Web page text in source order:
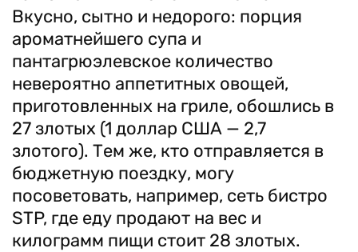
Вкусно, сытно и недорого: порция
ароматнейшего супа и
пантагрюэлевское количество
невероятно аппетитных овощей,
приготовленных на гриле, обошлись в
27 злотых (1 доллар США — 2,7
злотого). Тем же, кто отправляется в
бюджетную поездку, могу
посоветовать, например, сеть бистро
STP, где еду продают на вес и
килограмм пищи стоит 28 злотых.